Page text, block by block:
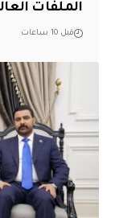
الملفات
قبل 10 ساعات